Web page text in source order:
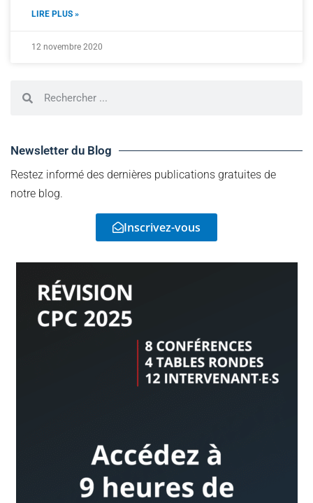
LIRE PLUS »
12 novembre 2020
Newsletter du Blog
Restez informé des dernières publications gratuites de
notre blog.
Inscrivez-vous